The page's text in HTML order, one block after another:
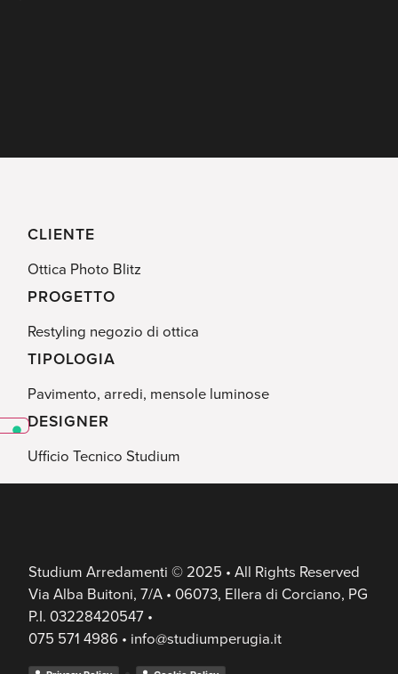
CLIENTE
Ottica Photo Blitz
PROGETTO
Restyling negozio di ottica
TIPOLOGIA
Pavimento, arredi, mensole luminose
DESIGNER
Ufficio Tecnico Studium
Studium Arredamenti © 2025 • All Rights Reserved
Via Alba Buitoni, 7/A • 06073, Ellera di Corciano, PG
P.I. 03228420547 •
075 571 4986 • info@studiumperugia.it